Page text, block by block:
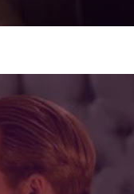
și situațiilor
nu rata acest film.
🎩
Action 📺 Urmărește
descoperă misterul
nu este doar o
pentru a crea o